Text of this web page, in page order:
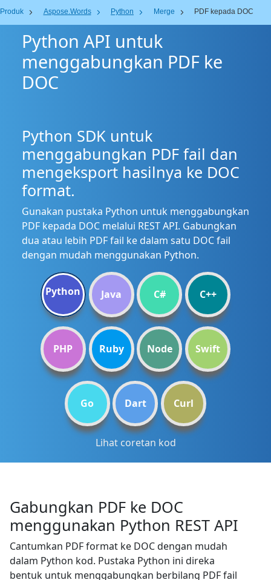
Produk Aspose.Words Python Merge PDF kepada DOC
Python API untuk
menggabungkan PDF ke
DOC
Python SDK untuk
menggabungkan PDF fail dan
mengeksport hasilnya ke DOC
format.
Gunakan pustaka Python untuk menggabungkan
PDF kepada DOC melalui REST API. Gabungkan
dua atau lebih PDF fail ke dalam satu DOC fail
dengan mudah menggunakan Python.
Python Java C# C++
PHP Ruby Node Swift
Go Dart Curl
Lihat coretan kod
Gabungkan PDF ke DOC
menggunakan Python REST API
Cantumkan PDF format ke DOC dengan mudah
dalam Python kod. Pustaka Python ini direka
bentuk untuk menggabungkan berbilang PDF fail